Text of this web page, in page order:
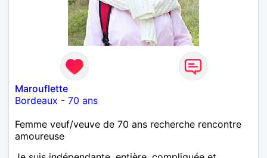
Marouflette
Bordeaux - 70 ans
Femme veuf/veuve de 70 ans recherche rencontre
amoureuse